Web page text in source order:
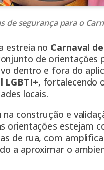
de segurança para o
estreia no Carnaval
de orientações
dentro e fora do
LGBTI+, fortalecendo
locais.
construção e
orientações estejam
de rua, com
a aproximar o